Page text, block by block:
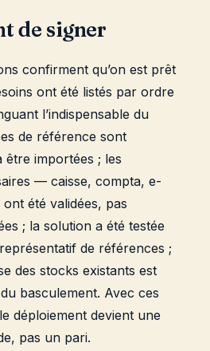
de signer
confirment qu’on est prêt
ont été listés par ordre
l’indispensable du
de référence sont
importées ; les
— caisse, compta, e-
été validées, pas
; la solution a été testée
de références ;
des stocks existants est
basculement. Avec ces
déploiement devient une
pas un pari.